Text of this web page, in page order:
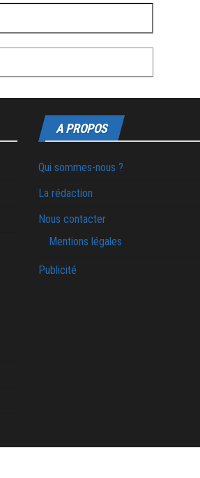
A PROPOS
Qui sommes-nous ?
La rédaction
Nous contacter
Mentions légales
Publicité